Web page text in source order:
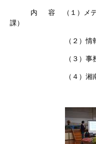
内 容 （１）メ
課）
（２）情報
（３）事務
（４）湘南工科大